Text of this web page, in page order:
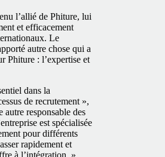
l’allié de Phiture, lui
et efficacement
Le
autre chose qui a
Phiture : l’expertise et
dans la
de recrutement »,
responsable des
est spécialisée
pour différents
rapidement et